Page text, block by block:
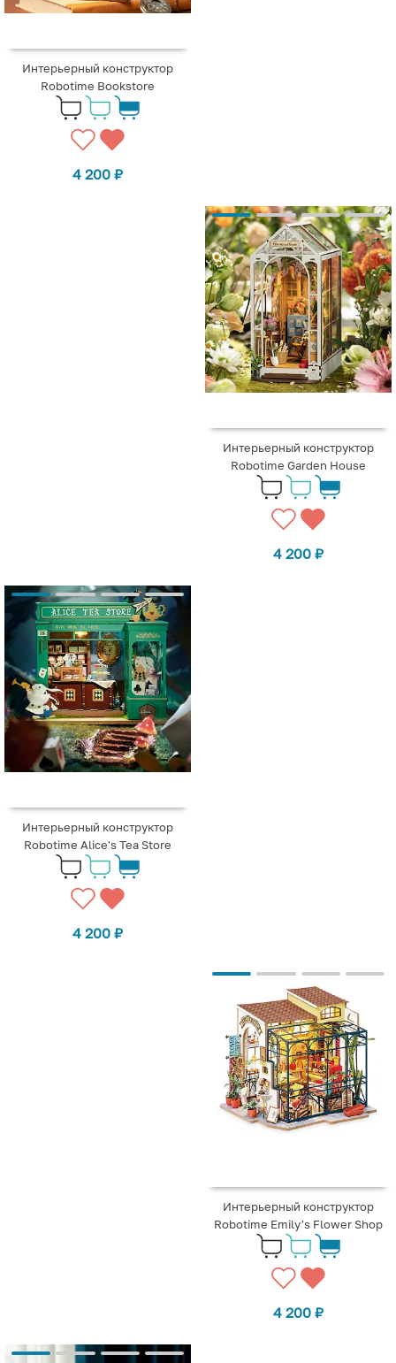
Интерьерный конструктор
Robotime Bookstore
4 200 ₽
Интерьерный конструктор
Robotime Garden House
4 200 ₽
Интерьерный конструктор
Robotime Alice's Tea Store
4 200 ₽
Интерьерный конструктор
Robotime Emily's Flower Shop
4 200 ₽